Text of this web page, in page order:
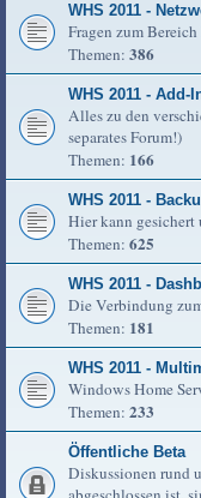
WHS 2011 -
Fragen zum
Themen: 386
WHS 2011 - Add-
Alles zu den
separates Forum!)
Themen: 166
WHS 2011 -
Hier kann
Themen: 625
WHS 2011 -
Die Verbindung
Themen: 181
WHS 2011 -
Windows Home
Themen: 233
Öffentliche Beta
Diskussionen rund